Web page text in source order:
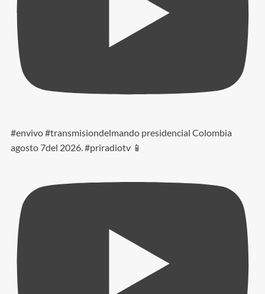
#envivo #transmisiondelmando presidencial Colombia
agosto 7del 2026. #priradiotv 📱